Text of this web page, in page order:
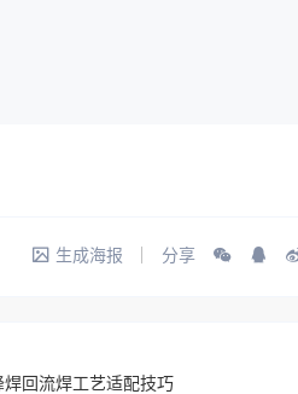
生成海报 分享
回流焊工艺适配技巧